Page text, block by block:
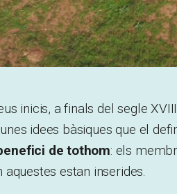
inicis, a finals del segle
idees bàsiques que el
de tothom: els
estan inserides.